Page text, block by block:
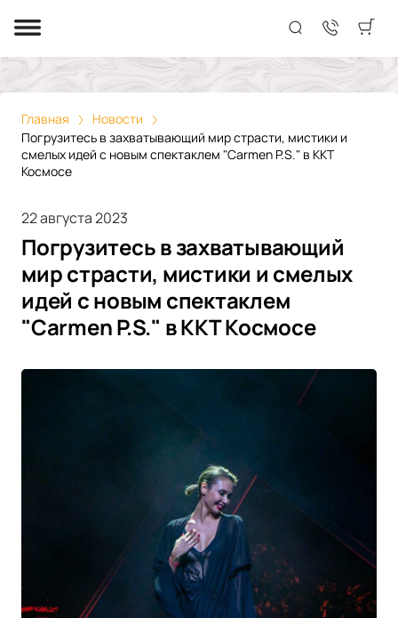
Главная
Новости
Погрузитесь в захватывающий мир страсти, мистики и
смелых идей с новым спектаклем "Carmen P.S." в ККТ
Космосе
22 августа 2023
Погрузитесь в захватывающий
мир страсти, мистики и смелых
идей с новым спектаклем
"Carmen P.S." в ККТ Космосе